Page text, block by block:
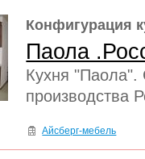
Конфигурация
Паола
Кухня "Паола".
производства
Айсберг-мебель